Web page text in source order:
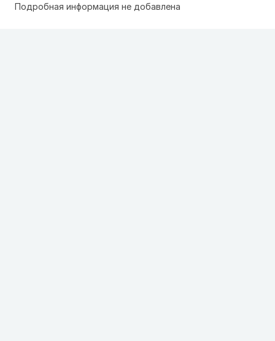
Подробная информация не добавлена